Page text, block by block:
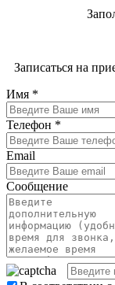
Записаться на
Имя *
Телефон *
Email
Сообщение